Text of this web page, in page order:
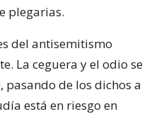
plegarias.
del antisemitismo
La ceguera y el odio se
de los dichos a
está en riesgo en